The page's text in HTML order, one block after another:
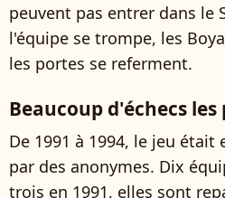
peuvent pas entrer dans le
l'équipe se trompe, les
les portes se referment.
Beaucoup d'échecs
De 1991 à 1994, le jeu
par des anonymes. Dix
trois en 1991, elles sont